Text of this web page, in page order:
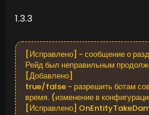
1.3.3
[Исправлено] - сообщение о
Рейд был неправильным
[Добавлено]
true/false - разрешить ботам
время. (изменение в
[Исправлено]